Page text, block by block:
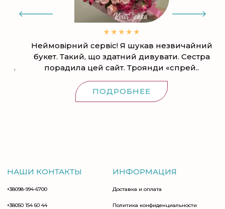
Неймовірний сервіс! Я шукав незвичайний
букет. Такий, що здатний дивувати. Сестра
порадила цей сайт. Троянди «спрей..
ПОДРОБНЕЕ
НАШИ КОНТАКТЫ
+38098-994-6700
+38050 154 60 44
ИНФОРМАЦИЯ
Доставка и оплата
Политика конфиденциальности